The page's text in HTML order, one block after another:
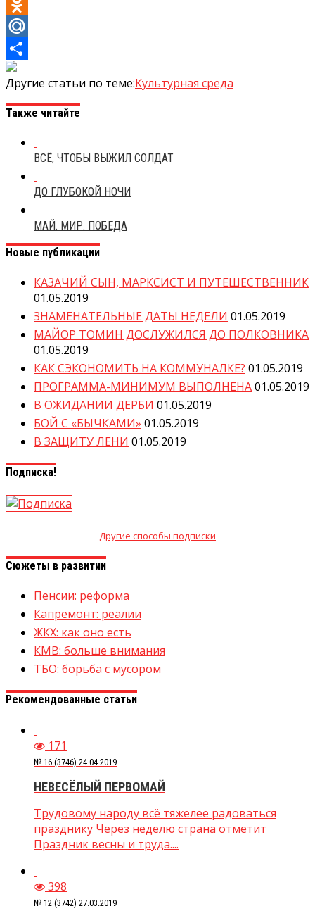
VK
Odnoklassniki
Mail.Ru
Отправить
Другие статьи по теме:Культурная среда
Также читайте
ВСЁ, ЧТОБЫ ВЫЖИЛ СОЛДАТ
ДО ГЛУБОКОЙ НОЧИ
МАЙ. МИР. ПОБЕДА
Новые публикации
КАЗАЧИЙ СЫН, МАРКСИСТ И ПУТЕШЕСТВЕННИК
01.05.2019
ЗНАМЕНАТЕЛЬНЫЕ ДАТЫ НЕДЕЛИ 01.05.2019
МАЙОР ТОМИН ДОСЛУЖИЛСЯ ДО ПОЛКОВНИКА
01.05.2019
КАК СЭКОНОМИТЬ НА КОММУНАЛКЕ? 01.05.2019
ПРОГРАММА-МИНИМУМ ВЫПОЛНЕНА01.05.2019
В ОЖИДАНИИ ДЕРБИ 01.05.2019
БОЙ С «БЫЧКАМИ» 01.05.2019
В ЗАЩИТУ ЛЕНИ 01.05.2019
Подписка!
Другие способы подписки
Сюжеты в развитии
Пенсии: реформа
Капремонт: реалии
ЖКХ: как оно есть
КМВ: больше внимания
ТБО: борьба с мусором
Рекомендованные статьи
171
№ 16 (3746) 24.04.2019
НЕВЕСЁЛЫЙ ПЕРВОМАЙ
Трудовому народу всё тяжелее радоваться
празднику Через неделю страна отметит
Праздник весны и труда....
398
№ 12 (3742) 27.03.2019